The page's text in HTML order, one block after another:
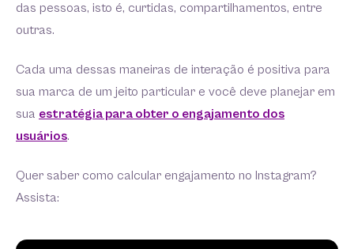
das pessoas, isto é, curtidas, compartilhamentos, entre
outras.
Cada uma dessas maneiras de interação é positiva para
sua marca de um jeito particular e você deve planejar em
sua estratégia para obter o engajamento dos
usuários.
Quer saber como calcular engajamento no Instagram?
Assista: